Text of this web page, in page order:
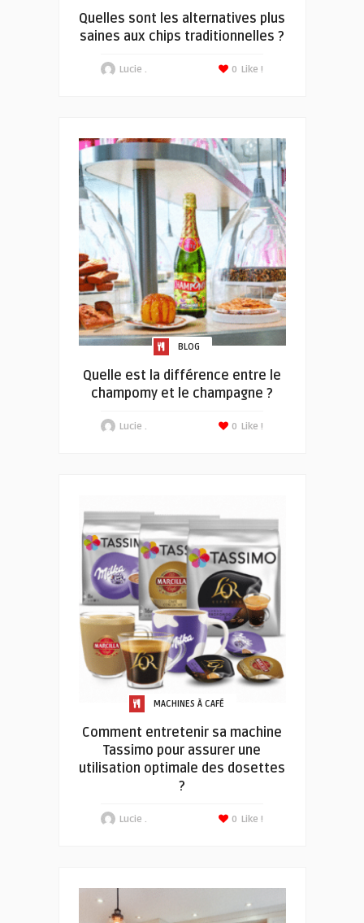
Quelles sont les alternatives plus
saines aux chips traditionnelles ?
Lucie . Like !
0
BLOG
Quelle est la différence entre le
champomy et le champagne ?
Lucie . Like !
0
MACHINES À CAFÉ
Comment entretenir sa machine
Tassimo pour assurer une
utilisation optimale des dosettes
?
Lucie . Like !
0